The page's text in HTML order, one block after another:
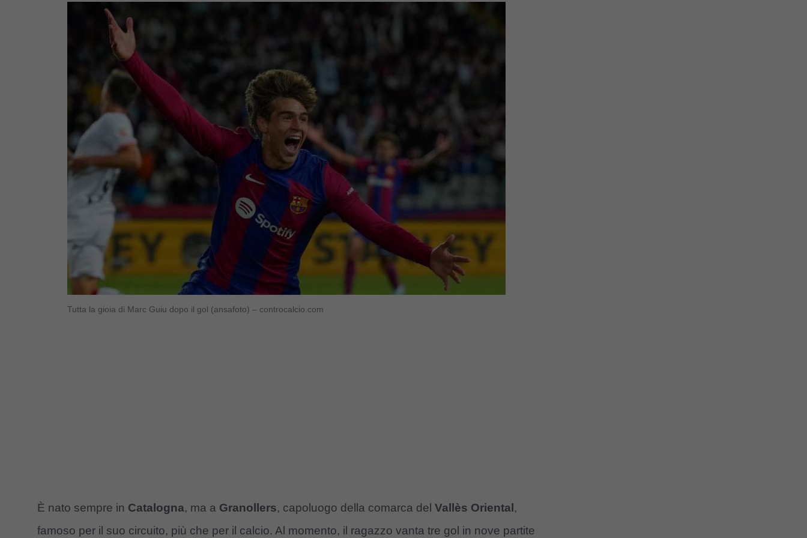
Tutta la gioia di Marc Guiu dopo il gol (ansafoto) – controcalcio.com
È nato sempre in Catalogna, ma a Granollers, capoluogo della comarca del Vallès Oriental ,
famoso per il suo circuito, più che per il calcio. Al momento, il ragazzo vanta tre gol in nove partite